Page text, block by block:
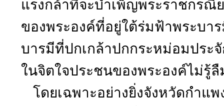
แรงกล้าที่จะบำเพ็ญพระราชกรณี
ของพระองค์ที่อยู่ใต้ร่มฟ้าพระบา
บารมีที่ปกเกล้าปกกระหม่อมประ
ในจิตใจประชนของพระองค์ไม่รู้ลื
โดยเฉพาะอย่างยิ่งจังหวัดกำแพ